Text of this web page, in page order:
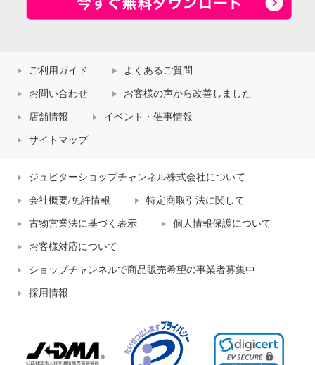
ご利用ガイド よくあるご質問
お問い合わせ お客様の声から改善しました
店舗情報 イベント・催事情報
サイトマップ
ジュピターショップチャンネル株式会社について
会社概要/免許情報 特定商取引法に関して
古物営業法に基づく表示 個人情報保護について
お客様対応について
ショップチャンネルで商品販売希望の事業者募集中
採用情報